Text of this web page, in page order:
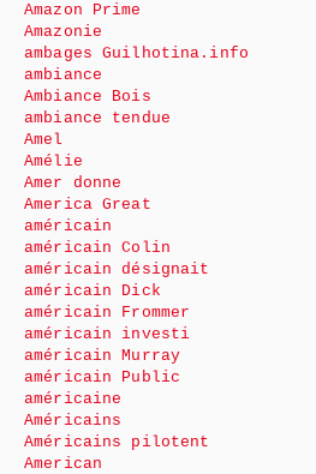
Amazon Prime
Amazonie
ambages Guilhotina.info
ambiance
Ambiance Bois
ambiance tendue
Amel
Amélie
Amer donne
America Great
américain
américain Colin
américain désignait
américain Dick
américain Frommer
américain investi
américain Murray
américain Public
américaine
Américains
Américains pilotent
American